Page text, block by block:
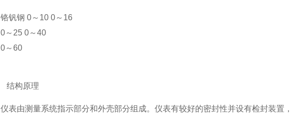
铬钒钢 0～10 0～16
0～25 0～40
0～60
结构原理
仪表由测量系统指示部分和外壳部分组成。仪表有较好的密封性并设有检封装置